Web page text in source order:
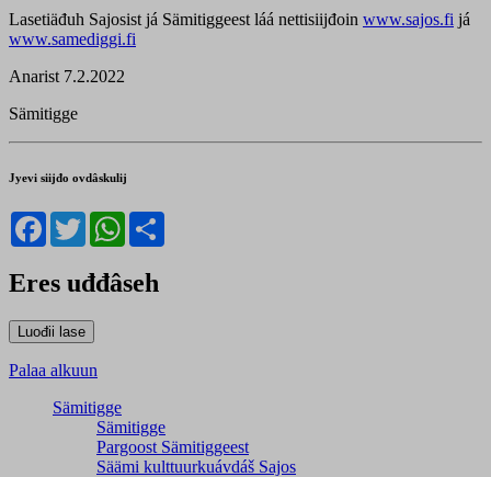
Lasetiäđuh Sajosist já Sämitiggeest láá nettisiijđoin www.sajos.fi já
www.samediggi.fi
Anarist 7.2.2022
Sämitigge
Jyevi siijđo ovdâskulij
Facebook
TwitterWhatsApp
Eres uđđâseh
Palaa alkuun
Sämitigge
Sämitigge
Pargoost Sämitiggeest
Säämi kulttuurkuávdáš Sajos